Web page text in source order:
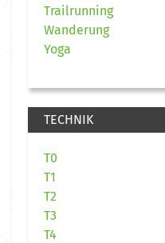
Trailrunning
Wanderung
Yoga
TECHNIK
T0
T1
T2
T3
T4